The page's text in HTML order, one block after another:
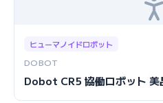
ヒューマノイドロボット
DOBOT
Dobot CR5 協働ロボット 美